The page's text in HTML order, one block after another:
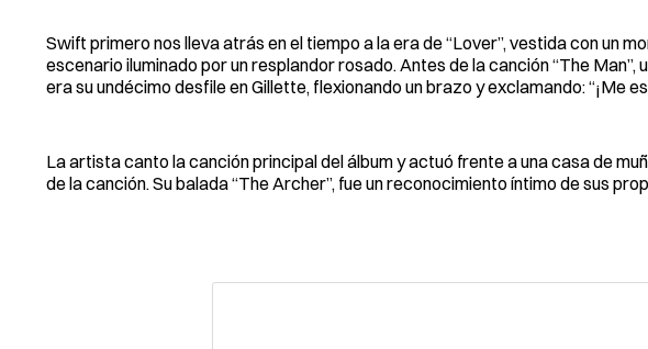
Swift primero nos lleva atrás en el tiempo a la era de “Lover”, vestida con un
escenario iluminado por un resplandor rosado. Antes de la canción “The
era su undécimo desfile en Gillette, flexionando un brazo y exclamando: “¡Me
La artista canto la canción principal del álbum y actuó frente a una casa de
de la canción. Su balada “The Archer”, fue un reconocimiento íntimo de sus